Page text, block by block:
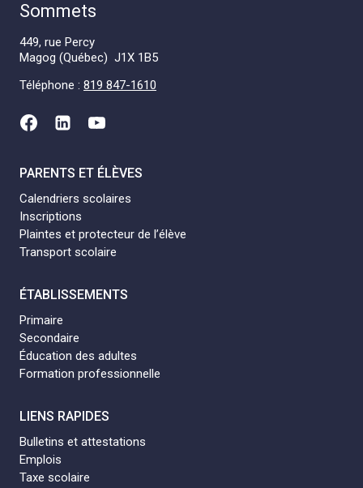
Sommets
449, rue Percy
Magog (Québec) J1X 1B5
Téléphone : 819 847-1610
PARENTS ET ÉLÈVES
Calendriers scolaires
Inscriptions
Plaintes et protecteur de l’élève
Transport scolaire
ÉTABLISSEMENTS
Primaire
Secondaire
Éducation des adultes
Formation professionnelle
LIENS RAPIDES
Bulletins et attestations
Emplois
Taxe scolaire